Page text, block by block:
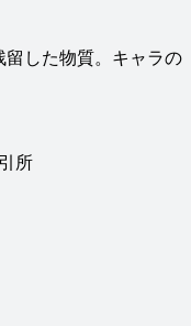
した物質。キャラの
所